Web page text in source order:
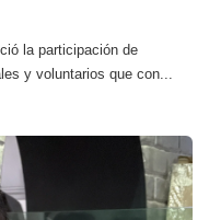
la participación de
y voluntarios que con...